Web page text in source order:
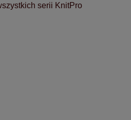
serii KnitPro